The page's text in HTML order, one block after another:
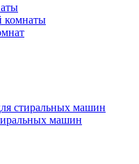
комнаты
стиральных машин
машин